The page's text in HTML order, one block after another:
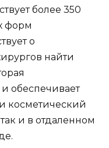
более 350
форм
о
найти
обеспечивает
косметический
и в отдаленном